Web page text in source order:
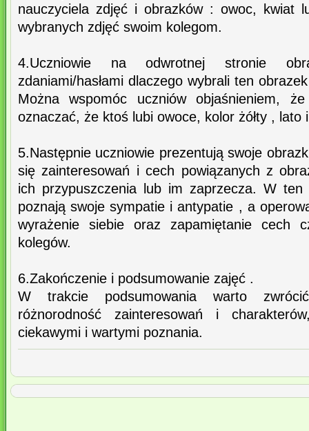
nauczyciela zdjęć i obrazków : owoc, kwiat
wybranych zdjęć swoim kolegom.
4.Uczniowie na odwrotnej stronie
zdaniami/hasłami dlaczego wybrali ten
Można wspomóc uczniów objaśnieniem,
oznaczać, że ktoś lubi owoce, kolor żółty , lato i
5.Następnie uczniowie prezentują swoje
się zainteresowań i cech powiązanych z
ich przypuszczenia lub im zaprzecza. W ten
poznają swoje sympatie i antypatie , a
wyrażenie siebie oraz zapamiętanie cech
kolegów.
6.Zakończenie i podsumowanie zajęć .
W trakcie podsumowania warto
różnorodność zainteresowań i
ciekawymi i wartymi poznania.